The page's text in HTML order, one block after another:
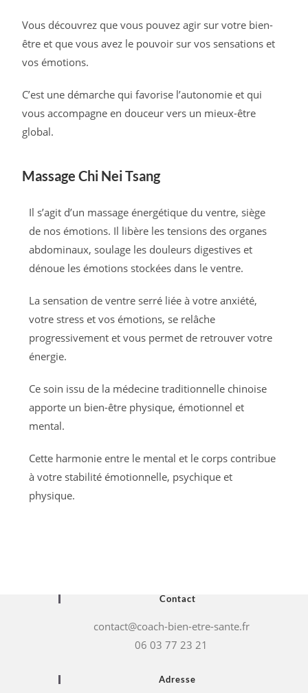
Vous découvrez que vous pouvez agir sur votre bien-
être et que vous avez le pouvoir sur vos sensations et
vos émotions.
C’est une démarche qui favorise l’autonomie et qui
vous accompagne en douceur vers un mieux-être
global.
Massage Chi Nei Tsang
Il s’agit d’un massage énergétique du ventre, siège
de nos émotions. Il libère les tensions des organes
abdominaux, soulage les douleurs digestives et
dénoue les émotions stockées dans le ventre.
La sensation de ventre serré liée à votre anxiété,
votre stress et vos émotions, se relâche
progressivement et vous permet de retrouver votre
énergie.
Ce soin issu de la médecine traditionnelle chinoise
apporte un bien-être physique, émotionnel et
mental.
Cette harmonie entre le mental et le corps contribue
à votre stabilité émotionnelle, psychique et
physique.
Contact
contact@coach-bien-etre-sante.fr
06 03 77 23 21
Adresse